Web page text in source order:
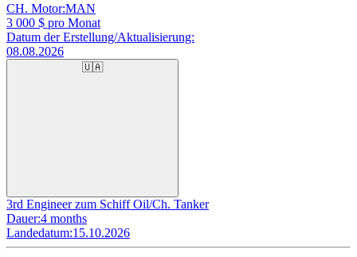
CH. Motor:MAN
3 000 $ pro Monat
Datum der Erstellung/Aktualisierung:
08.08.2026
🇺🇦
3rd Engineer zum Schiff Oil/Ch. Tanker
Dauer:4 months
Landedatum:15.10.2026